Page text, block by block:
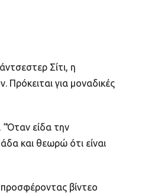
Σίτι, η
Πρόκειται για μοναδικές
“Όταν είδα την
και θεωρώ ότι είναι
βίντεο